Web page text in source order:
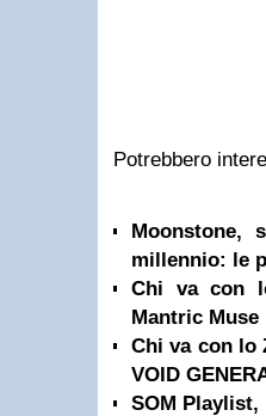
Potrebbero
Moonstone,
millennio: le
Chi va con
Mantric Muse
Chi va con lo
VOID
SOM